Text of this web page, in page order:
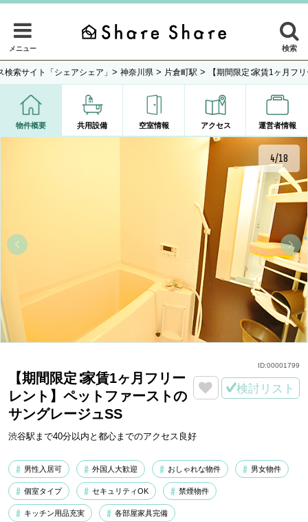
メニュー 検索
検索サイト「シェアシェア」 > 神奈川県 > 片倉町駅 > 【期間限定∶家賃1ヶ月フ
物件概要 共用設備 空室情報 アクセス 運営者情報
4/18
【期間限定∶家賃1ヶ月フリー
レント】ペットファーストの
サングレージュSS
渋谷駅まで40分以内と都心までのアクセス良好
検討リスト
男性入居可 外国人大歓迎 おしゃれな物件 男女物件
個室タイプ セキュリティOK 禁煙物件
キッチン用品充実 各部屋家具完備
ID:00001799